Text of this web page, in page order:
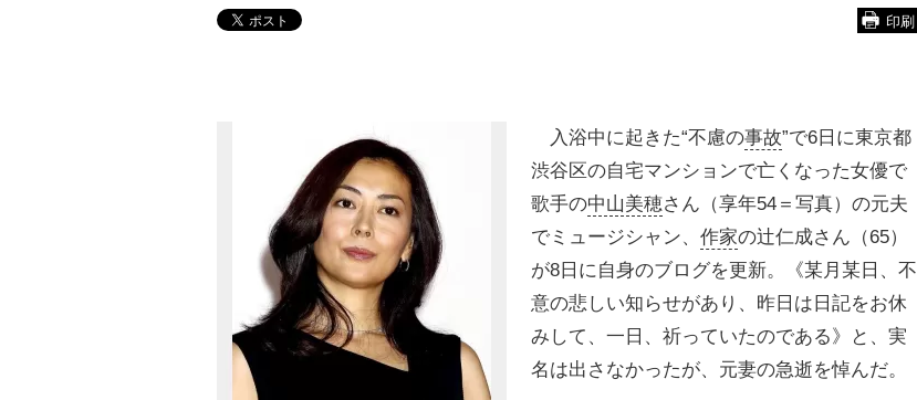
印刷
入浴中に起きた“不慮の事故”で6日に東京都
渋谷区の自宅マンションで亡くなった女優で
歌手の中山美穂さん（享年54＝写真）の元夫
でミュージシャン、 作家の辻仁成さん（65）
が8日に自身のブログを更新。《某月某日、不
意の悲しい知らせがあり、昨日は日記をお休
みして、一日、祈っていたのである》と、実
名は出さなかったが、元妻の急逝を悼んだ。